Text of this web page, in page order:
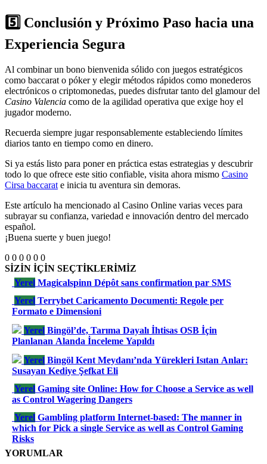
5️⃣ Conclusión y Próximo Paso hacia una
Experiencia Segura
Al combinar un bono bienvenida sólido con juegos estratégicos
como baccarat o póker y elegir métodos rápidos como monederos
electrónicos o criptomonedas, puedes disfrutar tanto del glamour del
Casino Valencia como de la agilidad operativa que exige hoy el
jugador moderno.
Recuerda siempre jugar responsablemente estableciendo límites
diarios tanto en tiempo como en dinero.
Si ya estás listo para poner en práctica estas estrategias y descubrir
todo lo que ofrece este sitio confiable, visita ahora mismo Casino
Cirsa baccarat e inicia tu aventura sin demoras.
Este artículo ha mencionado al Casino Online varias veces para
subrayar su confianza, variedad e innovación dentro del mercado
español.
¡Buena suerte y buen juego!
0 0 0 0 0 0
SİZİN İÇİN SEÇTİKLERİMİZ
Yerel Magicalspinn Dépôt sans confirmation par SMS
Yerel Terrybet Caricamento Documenti: Regole per
Formato e Dimensioni
Yerel Bingöl’de, Tarıma Dayalı İhtisas OSB İçin
Planlanan Alanda İnceleme Yapıldı
Yerel Bingöl Kent Meydanı’nda Yürekleri Isıtan Anlar:
Susayan Kediye Şefkat Eli
Yerel Gaming site Online: How for Choose a Service as well
as Control Wagering Dangers
Yerel Gambling platform Internet-based: The manner in
which for Pick a single Service as well as Control Gaming
Risks
YORUMLAR